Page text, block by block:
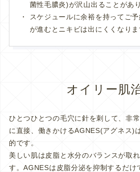
菌性毛膿炎)が沢山出ることがあ
スケジュールに余裕を持ってご
が進むとニキビは出にくくなりま
オイリー肌
ひとつひとつの毛穴に針を刺して、非
に直接、働きかけるAGNES(アグネス)
的です。
美しい肌は皮脂と水分のバランスが取
す。AGNESは皮脂分泌を抑制するだけ